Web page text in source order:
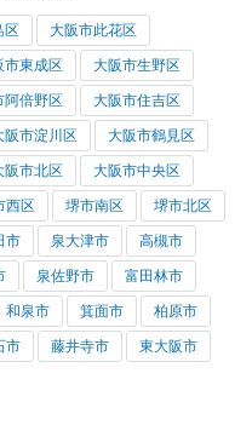
区 大阪市此花区
市東成区 大阪市生野区
阿倍野区 大阪市住吉区
阪市淀川区 大阪市鶴見区
阪市北区 大阪市中央区
西区 堺市南区 堺市北区
市 泉大津市 高槻市
泉佐野市 富田林市
和泉市 箕面市 柏原市
市 藤井寺市 東大阪市